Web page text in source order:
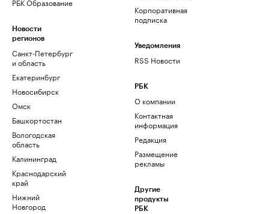
Новости
регионов
Санкт-Петербург
и область
Екатеринбург
Новосибирск
Омск
Башкортостан
Вологодская
область
Калининград
Краснодарский
край
Нижний
Новгород
Корпоративная
подписка
Уведомления
RSS Новости
РБК
О компании
Контактная
информация
Редакция
Размещение
рекламы
Другие
продукты
РБК